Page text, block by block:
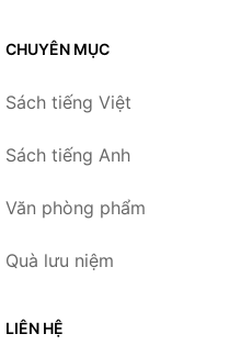
CHUYÊN MỤC
Sách tiếng Việt
Sách tiếng Anh
Văn phòng phẩm
Quà lưu niệm
LIÊN HỆ